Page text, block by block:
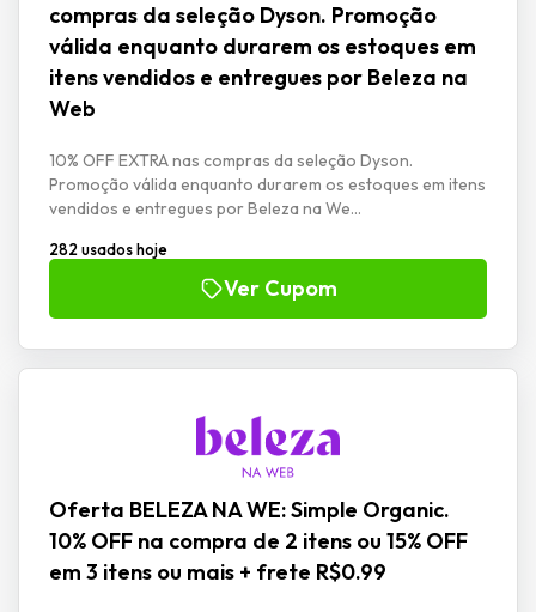
compras da seleção Dyson. Promoção
válida enquanto durarem os estoques em
itens vendidos e entregues por Beleza na
Web
10% OFF EXTRA nas compras da seleção Dyson.
Promoção válida enquanto durarem os estoques em itens
vendidos e entregues por Beleza na We...
282 usados hoje
Ver Cupom
Oferta BELEZA NA WE: Simple Organic.
10% OFF na compra de 2 itens ou 15% OFF
em 3 itens ou mais + frete R$0.99